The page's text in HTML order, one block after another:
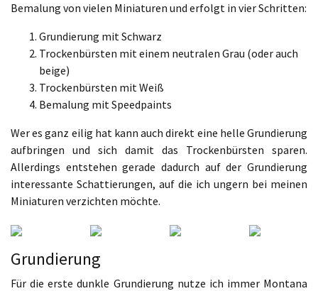
Bemalung von vielen Miniaturen und erfolgt in vier Schritten:
Grundierung mit Schwarz
Trockenbürsten mit einem neutralen Grau (oder auch
beige)
Trockenbürsten mit Weiß
Bemalung mit Speedpaints
Wer es ganz eilig hat kann auch direkt eine helle Grundierung
aufbringen und sich damit das Trockenbürsten sparen.
Allerdings entstehen gerade dadurch auf der Grundierung
interessante Schattierungen, auf die ich ungern bei meinen
Miniaturen verzichten möchte.
Grundierung
Für die erste dunkle Grundierung nutze ich immer Montana